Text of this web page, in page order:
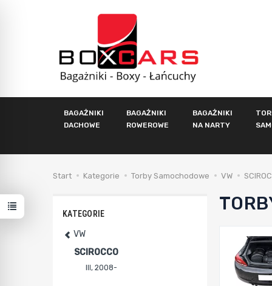
BAGAŻNIKI
DACHOWE
BAGAŻNIKI
ROWEROWE
BAGAŻNIKI
NA NARTY
Start Kategorie Torby Samochodowe VW
KATEGORIE
VW
SCIROCCO
III, 2008-